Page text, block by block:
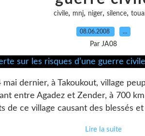
civile, mnj, niger, silence,
08.06.2008 …
Par JA08
mai dernier, à Takoukout, village
entre Agadez et Zender, à 700
de ce village causant des blessés
Lire la suite